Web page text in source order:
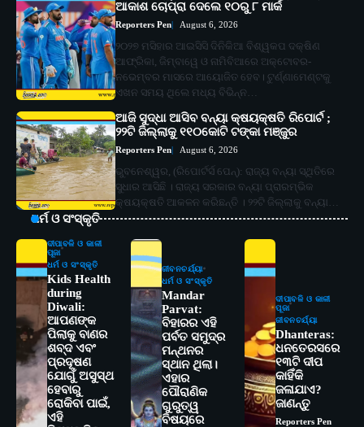
ଆକାଶ ଚୋପ୍ରା ଦେଲେ ୧୦ରୁ ୮ ମାର୍କ
Reporters Pen August 6, 2026
୨୦୨୭ ମସିହାର ଆଇସିସି ଦିନିକିଆ ବିଶ୍ୱକପ ଦକ୍ଷିଣ
ଆଫ୍ରିକା, ଜିମ୍ବାୱେ ଓ ନାମିବିଆରେ ଅକ୍ଟୋବର-
ନଭେମ୍ବର ମାସରେ ଆୟୋଜିତ ହେବ। ଟୁର୍ଣ୍ଣାମେଣ୍ଟକୁ
ଏଖନ ସମୟ ଥିଲେ ମଧ୍ୟ ବିଭିନ୍ନ…
ଆଜି ସୁଦ୍ଧା ଆସିବ ବନ୍ୟା କ୍ଷୟକ୍ଷତି ରିପୋର୍ଟ ;
୨୨ଟି ଜିଲ୍ଲାକୁ ୧୧୦କୋଟି ଟଙ୍କା ମଞ୍ଜୁର
Reporters Pen August 6, 2026
ଭୁବନେଶ୍ୱର, (ରିପୋର୍ଟର୍ସ ପେନ୍‌): ରାଜ୍ୟ ବନ୍ୟା ସ୍ଥିତିରେ
ସୁଧାର ଆସିଛି । ରାଜ୍ୟ ସରକାର ବନ୍ୟା ପ୍ରାରମ୍ଭିକ
କ୍ଷୟକ୍ଷତି ଆକଳନ କରିଛନ୍ତି । ୨୨ଟି ଜିଲ୍ଲାକୁ ବନ୍ୟା…
ଧର୍ମ ଓ ସଂସ୍କୃତି
ଦୀପାବଳି ଓ କାଳୀ
ପୂଜା
ଧର୍ମ ଓ ସଂସ୍କୃତି
Kids Health
during
Diwali:
ଆପଣଙ୍କ
ପିଲାକୁ ବାଣର
ଶବ୍ଦ ଏବଂ
ପ୍ରଦୂଷଣ
ଯୋଗୁଁ ଅସୁସ୍ଥ
ହେବାରୁ
ରୋକିବା ପାଇଁ,
ଏହି
ଜୀବନଚର୍ଯ୍ୟା
ଧର୍ମ ଓ ସଂସ୍କୃତି
Mandar
Parvat:
ବିହାରର ଏହି
ପର୍ବତ ସମୁଦ୍ର
ମନ୍ଥନର
ସ୍ଥାନ ଥିଲା।
ଏହାର
ପୌରାଣିକ
ଗୁରୁତ୍ୱ
ବିଷୟରେ
ଦୀପାବଳି ଓ କାଳୀ
ପୂଜା
ଜୀବନଚର୍ଯ୍ୟା
Dhanteras:
ଧନତେରସରେ
୧୩ଟି ଦୀପ
କାହିଁକି
ଜଳାଯାଏ?
ଜାଣନ୍ତୁ
Reporters Pen